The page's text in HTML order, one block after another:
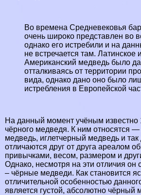
Во времена Средневековья
очень широко представлен во
однако его истребили и на
не встречается там. Латинское
Американский медведь было
отталкиваясь от территории
вида, однако дано оно было
истрeбления в Европейской
На данный момент учёным известно
чёрного медведя. К ним относятся
медведь, иглетчерный медведь и
отличаются друг от друга ареалом
привычками, весом, размером и
Однако, несмотря на эти отличия он
– чёрные медведи. Как становится
отличительной особенностью
является густой, абсолютно чёрный